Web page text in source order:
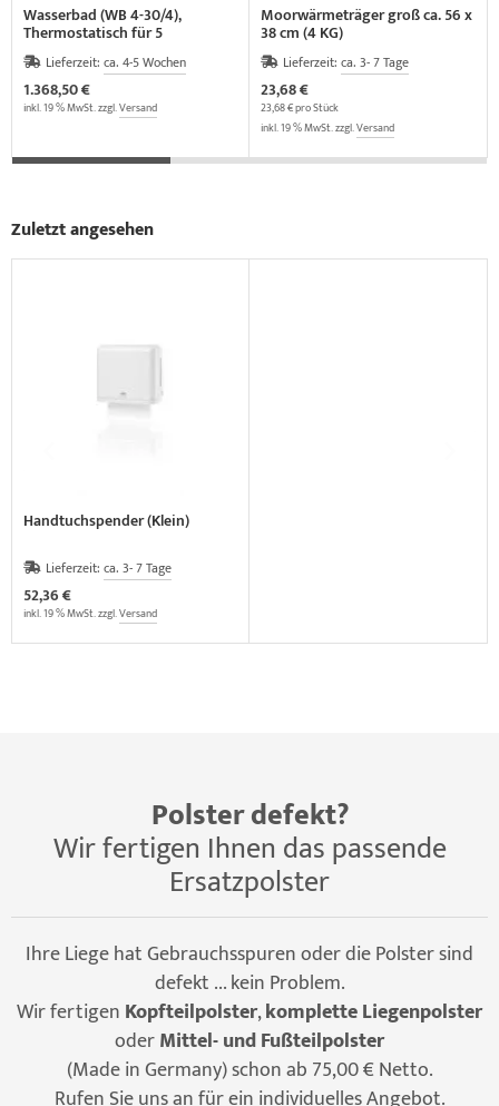
Wasserbad (WB 4-30/4),
Thermostatisch für 5
Wärmeträger
Lieferzeit: ca. 4-5 Wochen
1.368,50 €
inkl. 19 % MwSt. zzgl.Versand
Moorwärmeträger groß ca. 56 x
38 cm (4 KG)
Lieferzeit: ca. 3- 7 Tage
23,68 €
23,68 € pro Stück
inkl. 19 % MwSt. zzgl.Versand
Zuletzt angesehen
Handtuchspender (Klein)
Lieferzeit: ca. 3- 7 Tage
52,36 €
inkl. 19 % MwSt. zzgl.Versand
Polster defekt?
Wir fertigen Ihnen das passende
Ersatzpolster
Ihre Liege hat Gebrauchsspuren oder die Polster sind
defekt ... kein Problem.
Wir fertigen Kopfteilpolster,komplette Liegenpolster
oderMittel- und Fußteilpolster
(Made in Germany) schon ab 75,00 € Netto.
Rufen Sie uns an für ein individuelles Angebot.